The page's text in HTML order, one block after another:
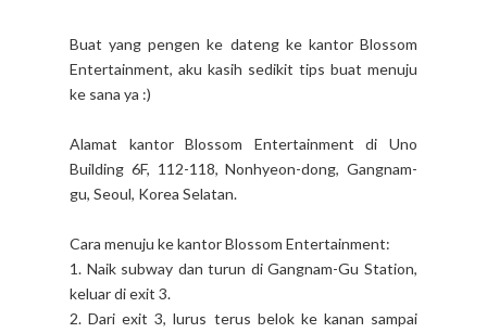
Buat yang pengen ke dateng ke kantor Blossom
Entertainment, aku kasih sedikit tips buat menuju
ke sana ya :)
Alamat kantor Blossom Entertainment di Uno
Building 6F, 112-118, Nonhyeon-dong, Gangnam-
gu, Seoul, Korea Selatan.
Cara menuju ke kantor Blossom Entertainment:
1. Naik subway dan turun di Gangnam-Gu Station,
keluar di exit 3.
2. Dari exit 3, lurus terus belok ke kanan sampai